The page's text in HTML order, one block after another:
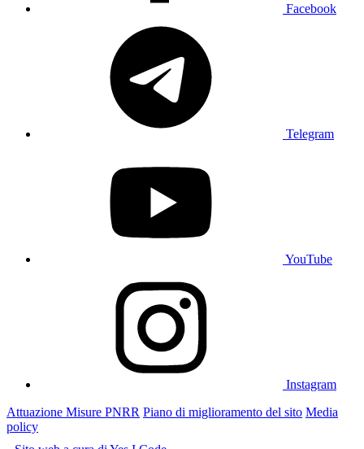
Facebook
Telegram
YouTube
Instagram
Attuazione Misure PNRR Piano di miglioramento del sito Media
policy